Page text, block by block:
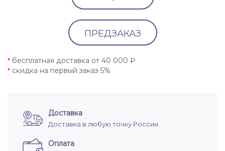
ПРЕДЗАКАЗ
* бесплатная доставка от 40 000 ₽
* скидка на первый заказ 5%
Доставка
Доставка в любую точку России
Оплата